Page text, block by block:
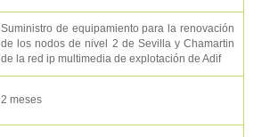
Suministro de equipamiento para la renovación
de los nodos de nivel 2 de Sevilla y Chamartin
de la red ip multimedia de explotación de Adif
2 meses